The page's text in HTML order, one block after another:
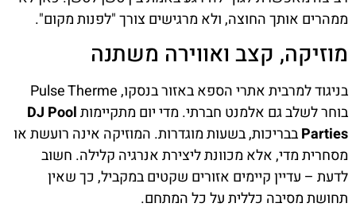
ממהרים אותך החוצה, ולא מרגישים צורך "לפנות מקום".
מוזיקה, קצב ואווירה משתנה
בניגוד למרבית אתרי הספא באזור בנסקו, Pulse Therme
בוחר לשלב גם אלמנט חברתי. מדי יום מתקיימותDJ Pool
Partiesבבריכות, בשעות מוגדרות. המוזיקה אינה רועשת או
מסחרית מדי, אלא מכוונת ליצירת אנרגיה קלילה. חשוב
לדעת – עדיין קיימים אזורים שקטים במקביל, כך שאין
תחושת מסיבה כללית על כל המתחם.